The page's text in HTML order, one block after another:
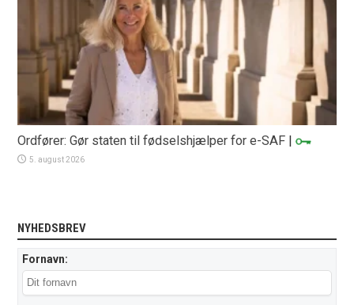
Ordfører: Gør staten til fødselshjælper for e-SAF |
5. august 2026
NYHEDSBREV
Fornavn: